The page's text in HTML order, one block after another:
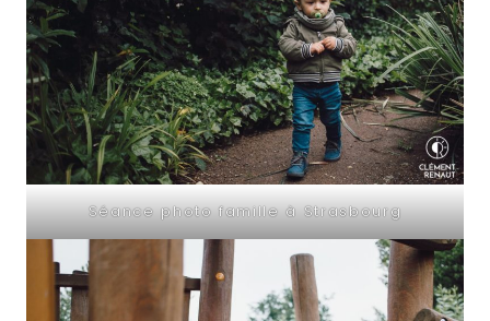
Séance photo famille à Strasbourg